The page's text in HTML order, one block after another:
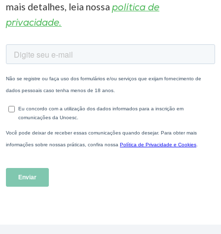
mais detalhes, leia nossa política de
privacidade.